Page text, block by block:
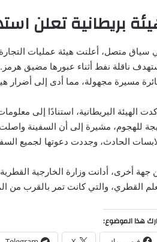
بريطانية تعلن
ناقلة نفط أثناء عبورها مضيق هرمز.
مسيرة مجهولة، مما أدى إلى أضرار
الهيئة البريطانية، استنادًا إلى
للهجوم، مشيرة إلى أن السفينة
الحادث، وجددت دعوتها لجميع
جهة أخرى، أدانت وزارة الخارجية القطرية
القطري، والتي كانت تمر بالقرب من
هذا الموضوع: